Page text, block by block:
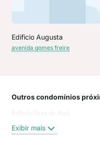
Edificio Augusta
avenida gomes freire
Outros condomínios
Edificio Onze de Abril
Exibir mais